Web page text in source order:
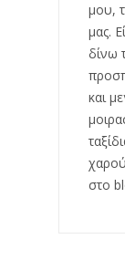
μου,
μας.
δίνω
και
στο